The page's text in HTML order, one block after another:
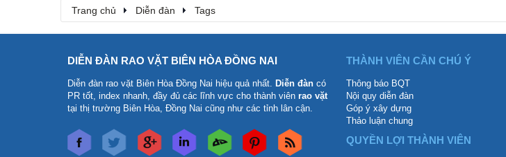
Trang chủ Diễn đàn Tags
DIỄN ĐÀN RAO VẶT BIÊN HÒA ĐỒNG NAI
Diễn đàn rao vặt Biên Hòa Đồng Nai hiệu quả nhất. Diễn đàn có
PR tốt, index nhanh, đầy đủ các lĩnh vực cho thành viên rao vặt
tại thị trường Biên Hòa, Đồng Nai cũng như các tỉnh lân cận.
THÀNH VIÊN CẦN CHÚ Ý
Thông báo BQT
Nội quy diễn đàn
Góp ý xây dựng
Thảo luận chung
QUYỀN LỢI THÀNH VIÊN